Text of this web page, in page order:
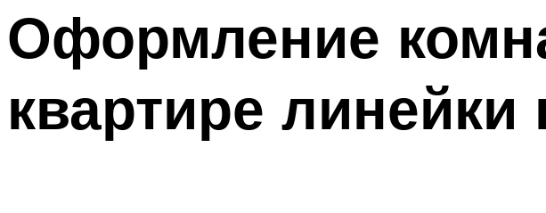
Оформление
квартире линейки